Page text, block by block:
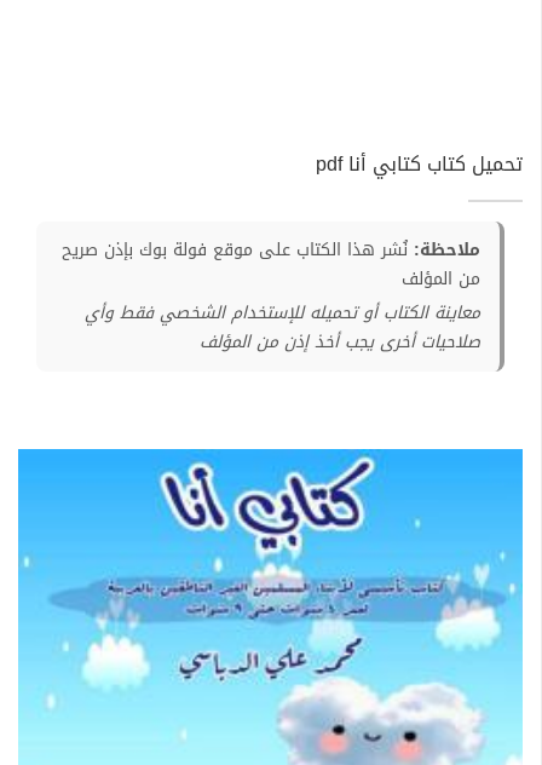
تحميل كتاب كتابي أنا pdf
ملاحظة: نُشر هذا الكتاب على موقع فولة بوك بإذن صريح
من المؤلف
معاينة الكتاب أو تحميله للإستخدام الشخصي فقط وأي
صلاحيات أخرى يجب أخذ إذن من المؤلف